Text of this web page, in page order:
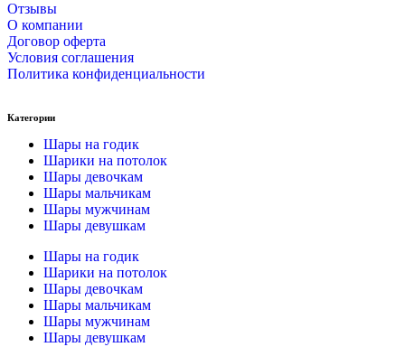
Отзывы
О компании
Договор оферта
Условия соглашения
Политика конфиденциальности
Категории
Шары на годик
Шарики на потолок
Шары девочкам
Шары мальчикам
Шары мужчинам
Шары девушкам
Шары на годик
Шарики на потолок
Шары девочкам
Шары мальчикам
Шары мужчинам
Шары девушкам